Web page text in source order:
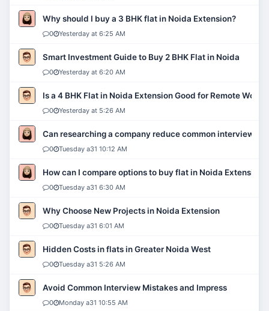
Why should I buy a 3 BHK flat in Noida Extension?
0 Yesterday at 6:25 AM
Smart Investment Guide to Buy 2 BHK Flat in Noida
0 Yesterday at 6:20 AM
Is a 4 BHK Flat in Noida Extension Good for Remote Work?
0 Yesterday at 5:26 AM
Can researching a company reduce common interview
0 Tuesday a31 10:12 AM
How can I compare options to buy flat in Noida Extension?
0 Tuesday a31 6:30 AM
Why Choose New Projects in Noida Extension
0 Tuesday a31 6:01 AM
Hidden Costs in flats in Greater Noida West
0 Tuesday a31 5:26 AM
Avoid Common Interview Mistakes and Impress
0 Monday a31 10:55 AM